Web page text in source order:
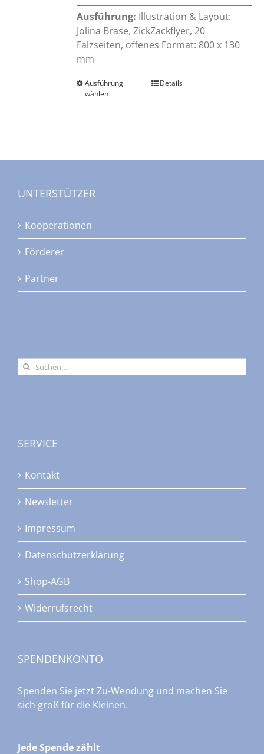
Ausführung: Illustration & Layout:
Jolina Brase, ZickZackflyer, 20
Falzseiten, offenes Format: 800 x 130
mm
Ausführung
wählen
Dieses
Produktseite
werden
Details
UNTERSTÜTZER
Kooperationen
Förderer
Partner
Suche
nach:
SERVICE
Kontakt
Newsletter
Impressum
Datenschutzerklärung
Shop-AGB
Widerrufsrecht
SPENDENKONTO
Spenden Sie jetzt Zu-Wendung und machen Sie
sich groß für die Kleinen.
Jede Spende zählt